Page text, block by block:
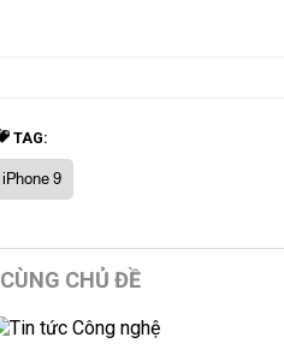
TAG:
iPhone 9
CÙNG CHỦ ĐỀ